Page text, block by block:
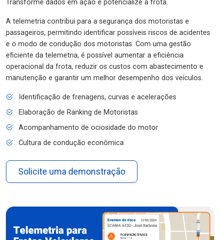
Transforme dados em ação e potencialize a frota.
A telemetria contribui para a segurança dos motoristas e
passageiros, permitindo identificar possíveis riscos de acidentes
e o modo de condução dos motoristas. Com uma gestão
eficiente da telemetria, é possível aumentar a eficiência
operacional da frota, reduzir os custos com abastecimento e
manutenção e garantir um melhor desempenho dos veículos.
Identificação de frenagens, curvas e acelerações
Elaboração de Ranking de Motoristas
Acompanhamento de ociosidade do motor
Cultura de condução econômica
Solicite uma demonstração